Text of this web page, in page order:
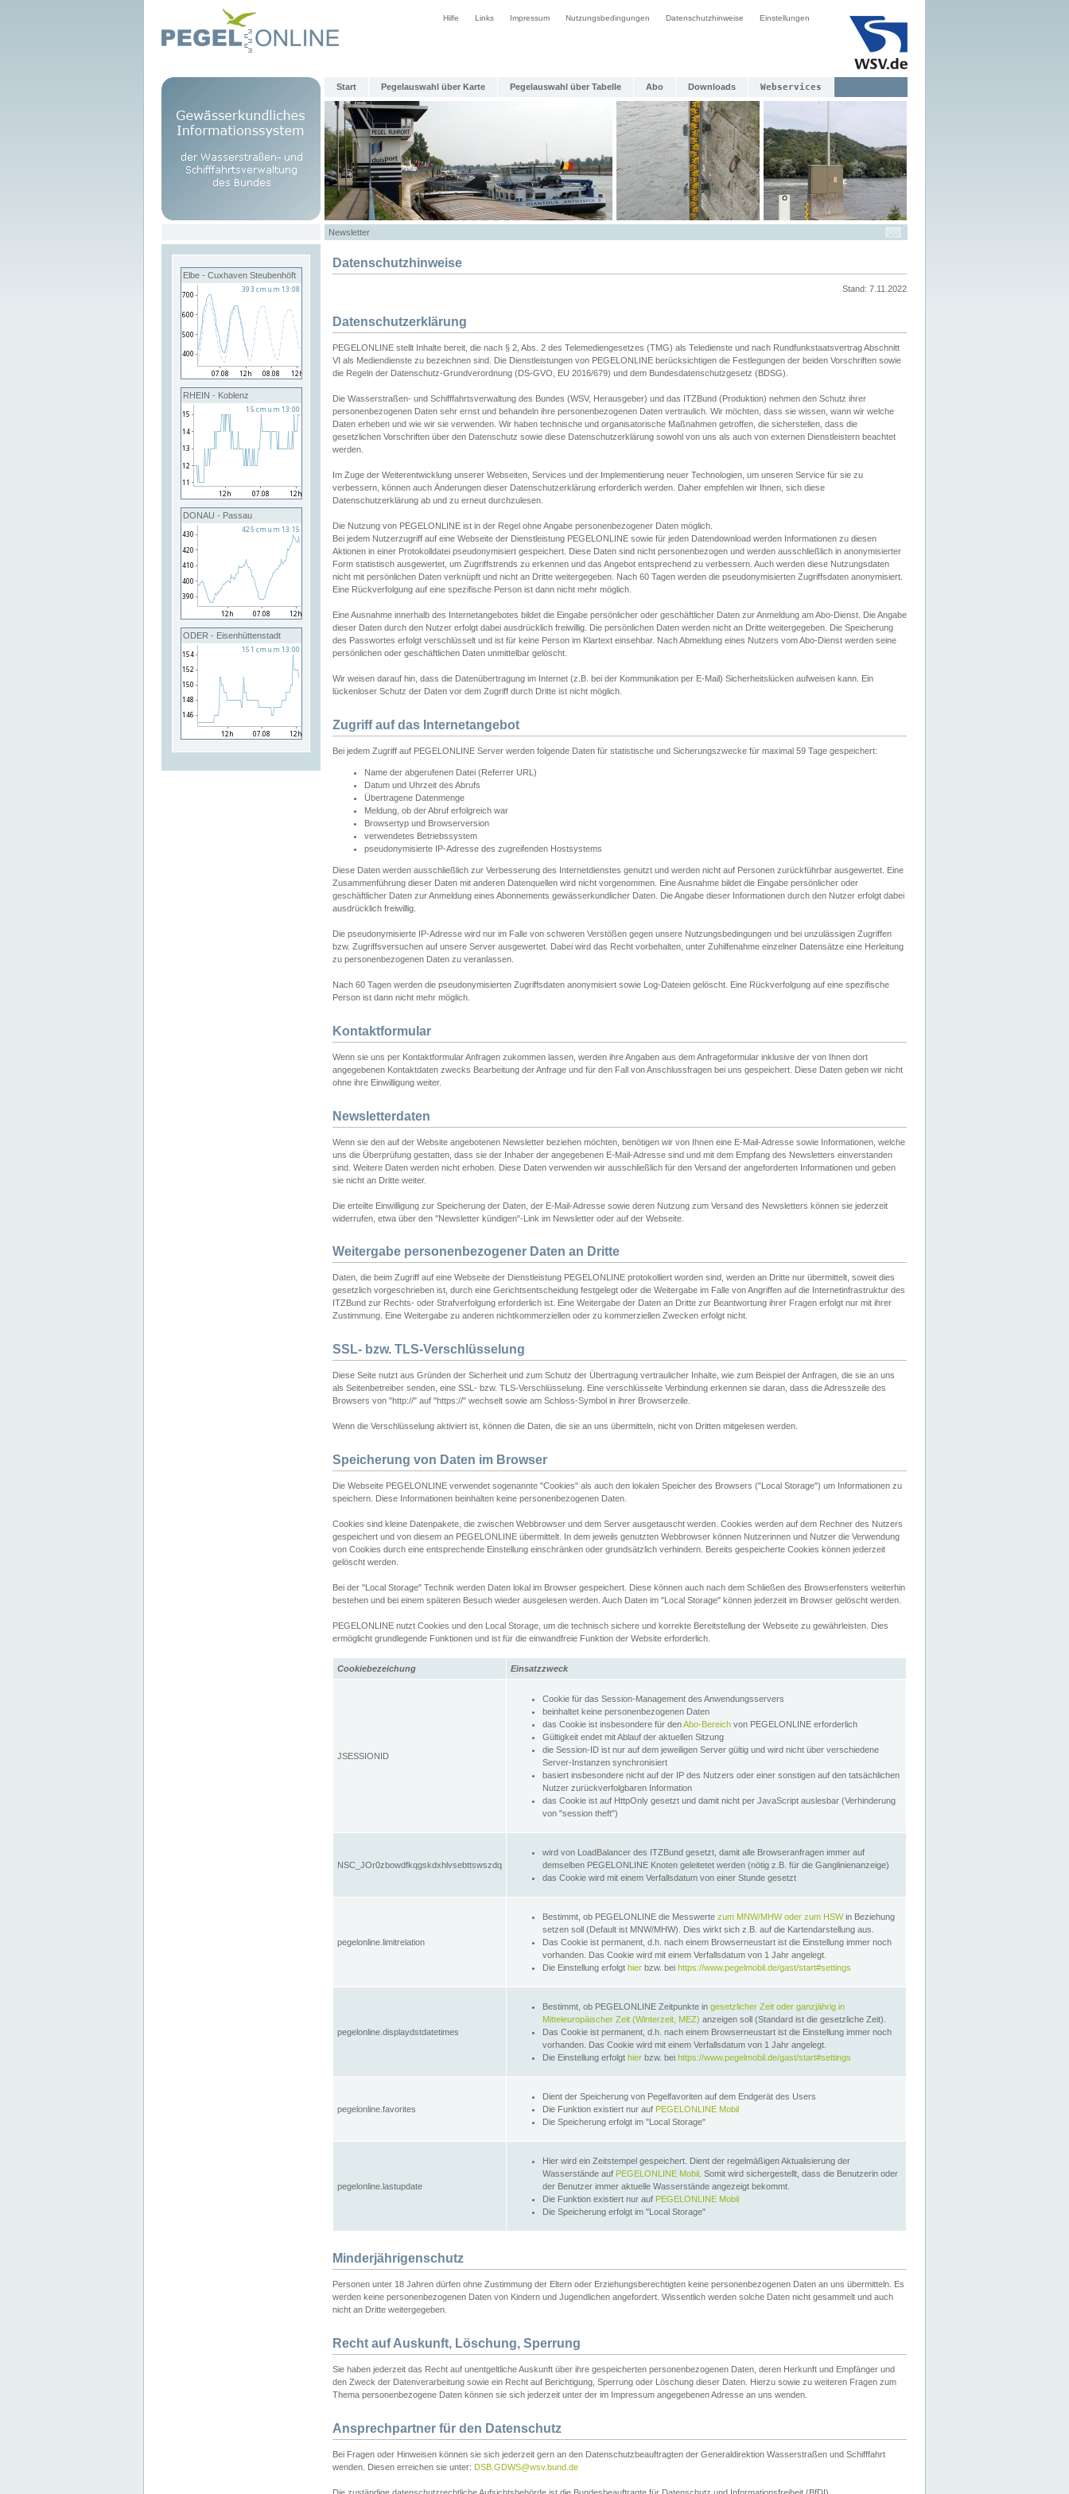
Hilfe Links Impressum Nutzungsbedingungen Datenschutzhinweise Einstellungen
Start Pegelauswahl über Karte Pegelauswahl über Tabelle Abo Downloads Webservices
Newsletter
Elbe - Cuxhaven Steubenhöft
RHEIN - Koblenz
DONAU - Passau
ODER - Eisenhüttenstadt
Datenschutzhinweise
Stand: 7.11.2022
Datenschutzerklärung
PEGELONLINE stellt Inhalte bereit, die nach § 2, Abs. 2 des Telemediengesetzes (TMG) als Teledienste und nach Rundfunkstaatsvertrag Abschnitt
VI als Mediendienste zu bezeichnen sind. Die Dienstleistungen von PEGELONLINE berücksichtigen die Festlegungen der beiden Vorschriften sowie
die Regeln der Datenschutz-Grundverordnung (DS-GVO, EU 2016/679) und dem Bundesdatenschutzgesetz (BDSG).
Die Wasserstraßen- und Schifffahrtsverwaltung des Bundes (WSV, Herausgeber) und das ITZBund (Produktion) nehmen den Schutz ihrer
personenbezogenen Daten sehr ernst und behandeln ihre personenbezogenen Daten vertraulich. Wir möchten, dass sie wissen, wann wir welche
Daten erheben und wie wir sie verwenden. Wir haben technische und organisatorische Maßnahmen getroffen, die sicherstellen, dass die
gesetzlichen Vorschriften über den Datenschutz sowie diese Datenschutzerklärung sowohl von uns als auch von externen Dienstleistern beachtet
werden.
Im Zuge der Weiterentwicklung unserer Webseiten, Services und der Implementierung neuer Technologien, um unseren Service für sie zu
verbessern, können auch Änderungen dieser Datenschutzerklärung erforderlich werden. Daher empfehlen wir Ihnen, sich diese
Datenschutzerklärung ab und zu erneut durchzulesen.
Die Nutzung von PEGELONLINE ist in der Regel ohne Angabe personenbezogener Daten möglich.
Bei jedem Nutzerzugriff auf eine Webseite der Dienstleistung PEGELONLINE sowie für jeden Datendownload werden Informationen zu diesen
Aktionen in einer Protokolldatei pseudonymisiert gespeichert. Diese Daten sind nicht personenbezogen und werden ausschließlich in anonymisierter
Form statistisch ausgewertet, um Zugriffstrends zu erkennen und das Angebot entsprechend zu verbessern. Auch werden diese Nutzungsdaten
nicht mit persönlichen Daten verknüpft und nicht an Dritte weitergegeben. Nach 60 Tagen werden die pseudonymisierten Zugriffsdaten anonymisiert.
Eine Rückverfolgung auf eine spezifische Person ist dann nicht mehr möglich.
Eine Ausnahme innerhalb des Internetangebotes bildet die Eingabe persönlicher oder geschäftlicher Daten zur Anmeldung am Abo-Dienst. Die Angabe
dieser Daten durch den Nutzer erfolgt dabei ausdrücklich freiwillig. Die persönlichen Daten werden nicht an Dritte weitergegeben. Die Speicherung
des Passwortes erfolgt verschlüsselt und ist für keine Person im Klartext einsehbar. Nach Abmeldung eines Nutzers vom Abo-Dienst werden seine
persönlichen oder geschäftlichen Daten unmittelbar gelöscht.
Wir weisen darauf hin, dass die Datenübertragung im Internet (z.B. bei der Kommunikation per E-Mail) Sicherheitslücken aufweisen kann. Ein
lückenloser Schutz der Daten vor dem Zugriff durch Dritte ist nicht möglich.
Zugriff auf das Internetangebot
Bei jedem Zugriff auf PEGELONLINE Server werden folgende Daten für statistische und Sicherungszwecke für maximal 59 Tage gespeichert:
Name der abgerufenen Datei (Referrer URL)
Datum und Uhrzeit des Abrufs
Übertragene Datenmenge
Meldung, ob der Abruf erfolgreich war
Browsertyp und Browserversion
verwendetes Betriebssystem
pseudonymisierte IP-Adresse des zugreifenden Hostsystems
Diese Daten werden ausschließlich zur Verbesserung des Internetdienstes genutzt und werden nicht auf Personen zurückführbar ausgewertet. Eine
Zusammenführung dieser Daten mit anderen Datenquellen wird nicht vorgenommen. Eine Ausnahme bildet die Eingabe persönlicher oder
geschäftlicher Daten zur Anmeldung eines Abonnements gewässerkundlicher Daten. Die Angabe dieser Informationen durch den Nutzer erfolgt dabei
ausdrücklich freiwillig.
Die pseudonymisierte IP-Adresse wird nur im Falle von schweren Verstößen gegen unsere Nutzungsbedingungen und bei unzulässigen Zugriffen
bzw. Zugriffsversuchen auf unsere Server ausgewertet. Dabei wird das Recht vorbehalten, unter Zuhilfenahme einzelner Datensätze eine Herleitung
zu personenbezogenen Daten zu veranlassen.
Nach 60 Tagen werden die pseudonymisierten Zugriffsdaten anonymisiert sowie Log-Dateien gelöscht. Eine Rückverfolgung auf eine spezifische
Person ist dann nicht mehr möglich.
Kontaktformular
Wenn sie uns per Kontaktformular Anfragen zukommen lassen, werden ihre Angaben aus dem Anfrageformular inklusive der von Ihnen dort
angegebenen Kontaktdaten zwecks Bearbeitung der Anfrage und für den Fall von Anschlussfragen bei uns gespeichert. Diese Daten geben wir nicht
ohne ihre Einwilligung weiter.
Newsletterdaten
Wenn sie den auf der Website angebotenen Newsletter beziehen möchten, benötigen wir von Ihnen eine E-Mail-Adresse sowie Informationen, welche
uns die Überprüfung gestatten, dass sie der Inhaber der angegebenen E-Mail-Adresse sind und mit dem Empfang des Newsletters einverstanden
sind. Weitere Daten werden nicht erhoben. Diese Daten verwenden wir ausschließlich für den Versand der angeforderten Informationen und geben
sie nicht an Dritte weiter.
Die erteilte Einwilligung zur Speicherung der Daten, der E-Mail-Adresse sowie deren Nutzung zum Versand des Newsletters können sie jederzeit
widerrufen, etwa über den "Newsletter kündigen"-Link im Newsletter oder auf der Webseite.
Weitergabe personenbezogener Daten an Dritte
Daten, die beim Zugriff auf eine Webseite der Dienstleistung PEGELONLINE protokolliert worden sind, werden an Dritte nur übermittelt, soweit dies
gesetzlich vorgeschrieben ist, durch eine Gerichtsentscheidung festgelegt oder die Weitergabe im Falle von Angriffen auf die Internetinfrastruktur des
ITZBund zur Rechts- oder Strafverfolgung erforderlich ist. Eine Weitergabe der Daten an Dritte zur Beantwortung ihrer Fragen erfolgt nur mit ihrer
Zustimmung. Eine Weitergabe zu anderen nichtkommerziellen oder zu kommerziellen Zwecken erfolgt nicht.
SSL- bzw. TLS-Verschlüsselung
Diese Seite nutzt aus Gründen der Sicherheit und zum Schutz der Übertragung vertraulicher Inhalte, wie zum Beispiel der Anfragen, die sie an uns
als Seitenbetreiber senden, eine SSL- bzw. TLS-Verschlüsselung. Eine verschlüsselte Verbindung erkennen sie daran, dass die Adresszeile des
Browsers von "http://" auf "https://" wechselt sowie am Schloss-Symbol in ihrer Browserzeile.
Wenn die Verschlüsselung aktiviert ist, können die Daten, die sie an uns übermitteln, nicht von Dritten mitgelesen werden.
Speicherung von Daten im Browser
Die Webseite PEGELONLINE verwendet sogenannte "Cookies" als auch den lokalen Speicher des Browsers ("Local Storage") um Informationen zu
speichern. Diese Informationen beinhalten keine personenbezogenen Daten.
Cookies sind kleine Datenpakete, die zwischen Webbrowser und dem Server ausgetauscht werden. Cookies werden auf dem Rechner des Nutzers
gespeichert und von diesem an PEGELONLINE übermittelt. In dem jeweils genutzten Webbrowser können Nutzerinnen und Nutzer die Verwendung
von Cookies durch eine entsprechende Einstellung einschränken oder grundsätzlich verhindern. Bereits gespeicherte Cookies können jederzeit
gelöscht werden.
Bei der "Local Storage" Technik werden Daten lokal im Browser gespeichert. Diese können auch nach dem Schließen des Browserfensters weiterhin
bestehen und bei einem späteren Besuch wieder ausgelesen werden. Auch Daten im "Local Storage" können jederzeit im Browser gelöscht werden.
PEGELONLINE nutzt Cookies und den Local Storage, um die technisch sichere und korrekte Bereitstellung der Webseite zu gewährleisten. Dies
ermöglicht grundlegende Funktionen und ist für die einwandfreie Funktion der Website erforderlich.
Cookiebezeichung Einsatzzweck
JSESSIONID
Cookie für das Session-Management des Anwendungsservers
beinhaltet keine personenbezogenen Daten
das Cookie ist insbesondere für denAbo-Bereich von PEGELONLINE erforderlich
Gültigkeit endet mit Ablauf der aktuellen Sitzung
die Session-ID ist nur auf dem jeweiligen Server gültig und wird nicht über verschiedene
Server-Instanzen synchronisiert
basiert insbesondere nicht auf der IP des Nutzers oder einer sonstigen auf den tatsächlichen
Nutzer zurückverfolgbaren Information
das Cookie ist auf HttpOnly gesetzt und damit nicht per JavaScript auslesbar (Verhinderung
von "session theft")
NSC_JOr0zbowdfkqgskdxhlvsebttswszdq
wird von LoadBalancer des ITZBund gesetzt, damit alle Browseranfragen immer auf
demselben PEGELONLINE Knoten geleitetet werden (nötig z.B. für die Ganglinienanzeige)
das Cookie wird mit einem Verfallsdatum von einer Stunde gesetzt
pegelonline.limitrelation
Bestimmt, ob PEGELONLINE die Messwerte zum MNW/MHW oder zum HSWin Beziehung
setzen soll (Default ist MNW/MHW). Dies wirkt sich z.B. auf die Kartendarstellung aus.
Das Cookie ist permanent, d.h. nach einem Browserneustart ist die Einstellung immer noch
vorhanden. Das Cookie wird mit einem Verfallsdatum von 1 Jahr angelegt.
Die Einstellung erfolgt hier bzw. bei https://www.pegelmobil.de/gast/start#settings
pegelonline.displaydstdatetimes
Bestimmt, ob PEGELONLINE Zeitpunkte in gesetzlicher Zeit oder ganzjährig in
Mitteleuropäischer Zeit (Winterzeit, MEZ) anzeigen soll (Standard ist die gesetzliche Zeit).
Das Cookie ist permanent, d.h. nach einem Browserneustart ist die Einstellung immer noch
vorhanden. Das Cookie wird mit einem Verfallsdatum von 1 Jahr angelegt.
Die Einstellung erfolgt hier bzw. bei https://www.pegelmobil.de/gast/start#settings
pegelonline.favorites
Dient der Speicherung von Pegelfavoriten auf dem Endgerät des Users
Die Funktion existiert nur auf PEGELONLINE Mobil
Die Speicherung erfolgt im "Local Storage"
pegelonline.lastupdate
Hier wird ein Zeitstempel gespeichert. Dient der regelmäßigen Aktualisierung der
Wasserstände auf PEGELONLINE Mobil . Somit wird sichergestellt, dass die Benutzerin oder
der Benutzer immer aktuelle Wasserstände angezeigt bekommt.
Die Funktion existiert nur auf PEGELONLINE Mobil
Die Speicherung erfolgt im "Local Storage"
Minderjährigenschutz
Personen unter 18 Jahren dürfen ohne Zustimmung der Eltern oder Erziehungsberechtigten keine personenbezogenen Daten an uns übermitteln. Es
werden keine personenbezogenen Daten von Kindern und Jugendlichen angefordert. Wissentlich werden solche Daten nicht gesammelt und auch
nicht an Dritte weitergegeben.
Recht auf Auskunft, Löschung, Sperrung
Sie haben jederzeit das Recht auf unentgeltliche Auskunft über ihre gespeicherten personenbezogenen Daten, deren Herkunft und Empfänger und
den Zweck der Datenverarbeitung sowie ein Recht auf Berichtigung, Sperrung oder Löschung dieser Daten. Hierzu sowie zu weiteren Fragen zum
Thema personenbezogene Daten können sie sich jederzeit unter der im Impressum angegebenen Adresse an uns wenden.
Ansprechpartner für den Datenschutz
Bei Fragen oder Hinweisen können sie sich jederzeit gern an den Datenschutzbeauftragten der Generaldirektion Wasserstraßen und Schifffahrt
wenden. Diesen erreichen sie unter: DSB.GDWS@wsv.bund.de